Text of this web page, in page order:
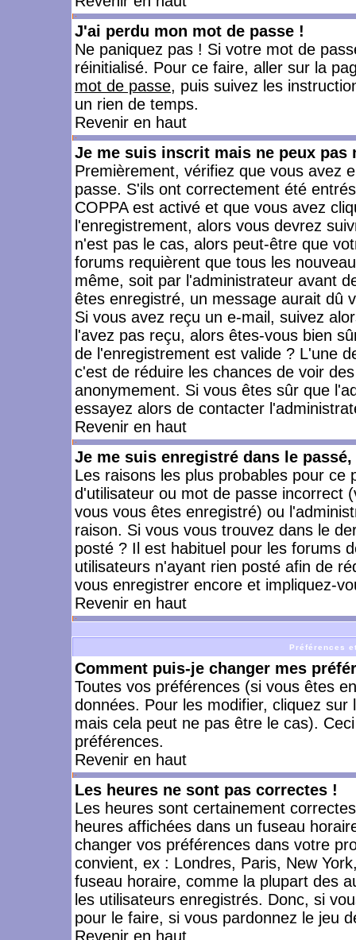
J'ai perdu mon mot de passe !
Ne paniquez pas ! Si votre mot de
réinitialisé. Pour ce faire, aller sur la
mot de passe, puis suivez les
un rien de temps.
Revenir en haut
Je me suis inscrit mais ne peux pas
Premièrement, vérifiez que vous avez
passe. S'ils ont correctement été
COPPA est activé et que vous avez
l'enregistrement, alors vous devrez
n'est pas le cas, alors peut-être que
forums requièrent que tous les
même, soit par l'administrateur avant
êtes enregistré, un message aurait dû
Si vous avez reçu un e-mail, suivez
l'avez pas reçu, alors êtes-vous bien
de l'enregistrement est valide ? L'une
c'est de réduire les chances de voir
anonymement. Si vous êtes sûr que
essayez alors de contacter
Revenir en haut
Je me suis enregistré dans le
Les raisons les plus probables pour
d'utilisateur ou mot de passe incorrect
vous vous êtes enregistré) ou
raison. Si vous vous trouvez dans le
posté ? Il est habituel pour les forums
utilisateurs n'ayant rien posté afin de
vous enregistrer encore et impliquez-
Revenir en haut
Préférences
Comment puis-je changer mes
Toutes vos préférences (si vous êtes
données. Pour les modifier, cliquez sur
mais cela peut ne pas être le cas).
préférences.
Revenir en haut
Les heures ne sont pas correctes !
Les heures sont certainement
heures affichées dans un fuseau
changer vos préférences dans votre
convient, ex : Londres, Paris, New
fuseau horaire, comme la plupart des
les utilisateurs enregistrés. Donc, si
pour le faire, si vous pardonnez le jeu
Revenir en haut